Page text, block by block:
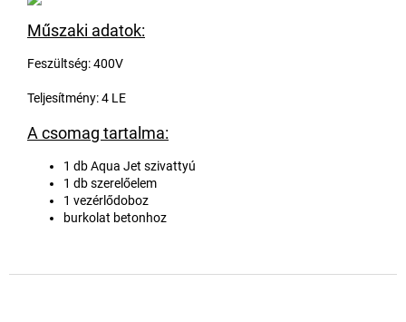
Műszaki adatok:
Feszültség: 400V
Teljesítmény: 4 LE
A csomag tartalma:
1 db Aqua Jet szivattyú
1 db szerelőelem
1 vezérlődoboz
burkolat betonhoz